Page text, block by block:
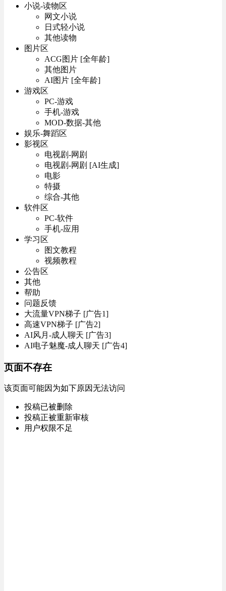
小说-读物区
网文小说
日式轻小说
其他读物
图片区
ACG图片 [全年龄]
其他图片
AI图片 [全年龄]
游戏区
PC-游戏
手机-游戏
MOD-数据-其他
娱乐-舞蹈区
影视区
电视剧-网剧
电视剧-网剧 [AI生成]
电影
特摄
综合-其他
软件区
PC-软件
手机-应用
学习区
图文教程
视频教程
公告区
其他
帮助
问题反馈
大流量VPN梯子 [广告1]
高速VPN梯子 [广告2]
AI风月-成人聊天 [广告3]
AI电子魅魔-成人聊天 [广告4]
页面不存在
该页面可能因为如下原因无法访问
投稿已被删除
投稿正被重新审核
用户权限不足